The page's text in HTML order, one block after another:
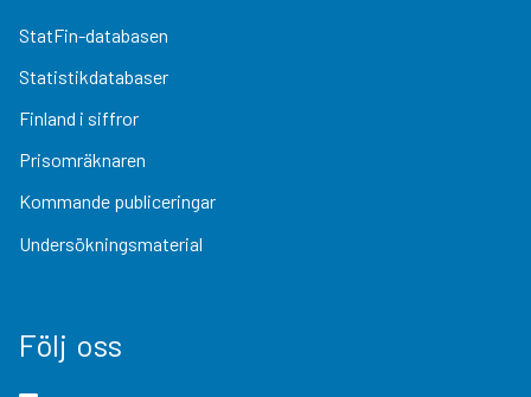
StatFin-databasen
Statistikdatabaser
Finland i siffror
Prisomräknaren
Kommande publiceringar
Undersökningsmaterial
Följ oss